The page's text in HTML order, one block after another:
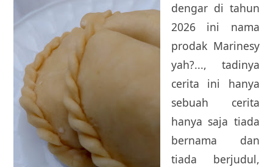
dengar di tahun
2026 ini nama
prodak Marinesy
yah?..., tadinya
cerita ini hanya
sebuah cerita
hanya saja tiada
bernama dan
tiada berjudul,